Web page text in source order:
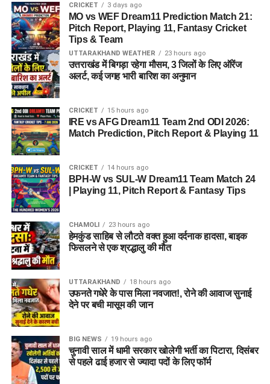
CRICKET 3 days ago
MO vs WEF Dream11 Prediction Match 21:
Pitch Report, Playing 11, Fantasy Cricket
Tips & Team
UTTARAKHAND WEATHER 23 hours ago
उत्तराखंड में बिगड़ा रहेगा मौसम, 3 जिलों के लिए ऑरेंज
अलर्ट, कई जगह भारी बारिश का अनुमान
CRICKET 15 hours ago
IRE vs AFG Dream11 Team 2nd ODI 2026:
Match Prediction, Pitch Report & Playing 11
CRICKET 14 hours ago
BPH-W vs SUL-W Dream11 Team Match 24
| Playing 11, Pitch Report & Fantasy Tips
CHAMOLI 23 hours ago
हेमकुंड साहिब से लौटते वक्त हुआ दर्दनाक हादसा, बाइक
फिसलने से एक श्रद्धालु की मौत
UTTARAKHAND 18 hours ago
उफनते गधेरे के पास मिला नवजात!, रोने की आवाज सुनाई
देने पर बची मासूम की जान
BIG NEWS 19 hours ago
चुनावी साल में धामी सरकार खोलेगी भर्ती का पिटारा, दिसंबर
से पहले ढाई हजार से ज्यादा पदों के लिए फॉर्म